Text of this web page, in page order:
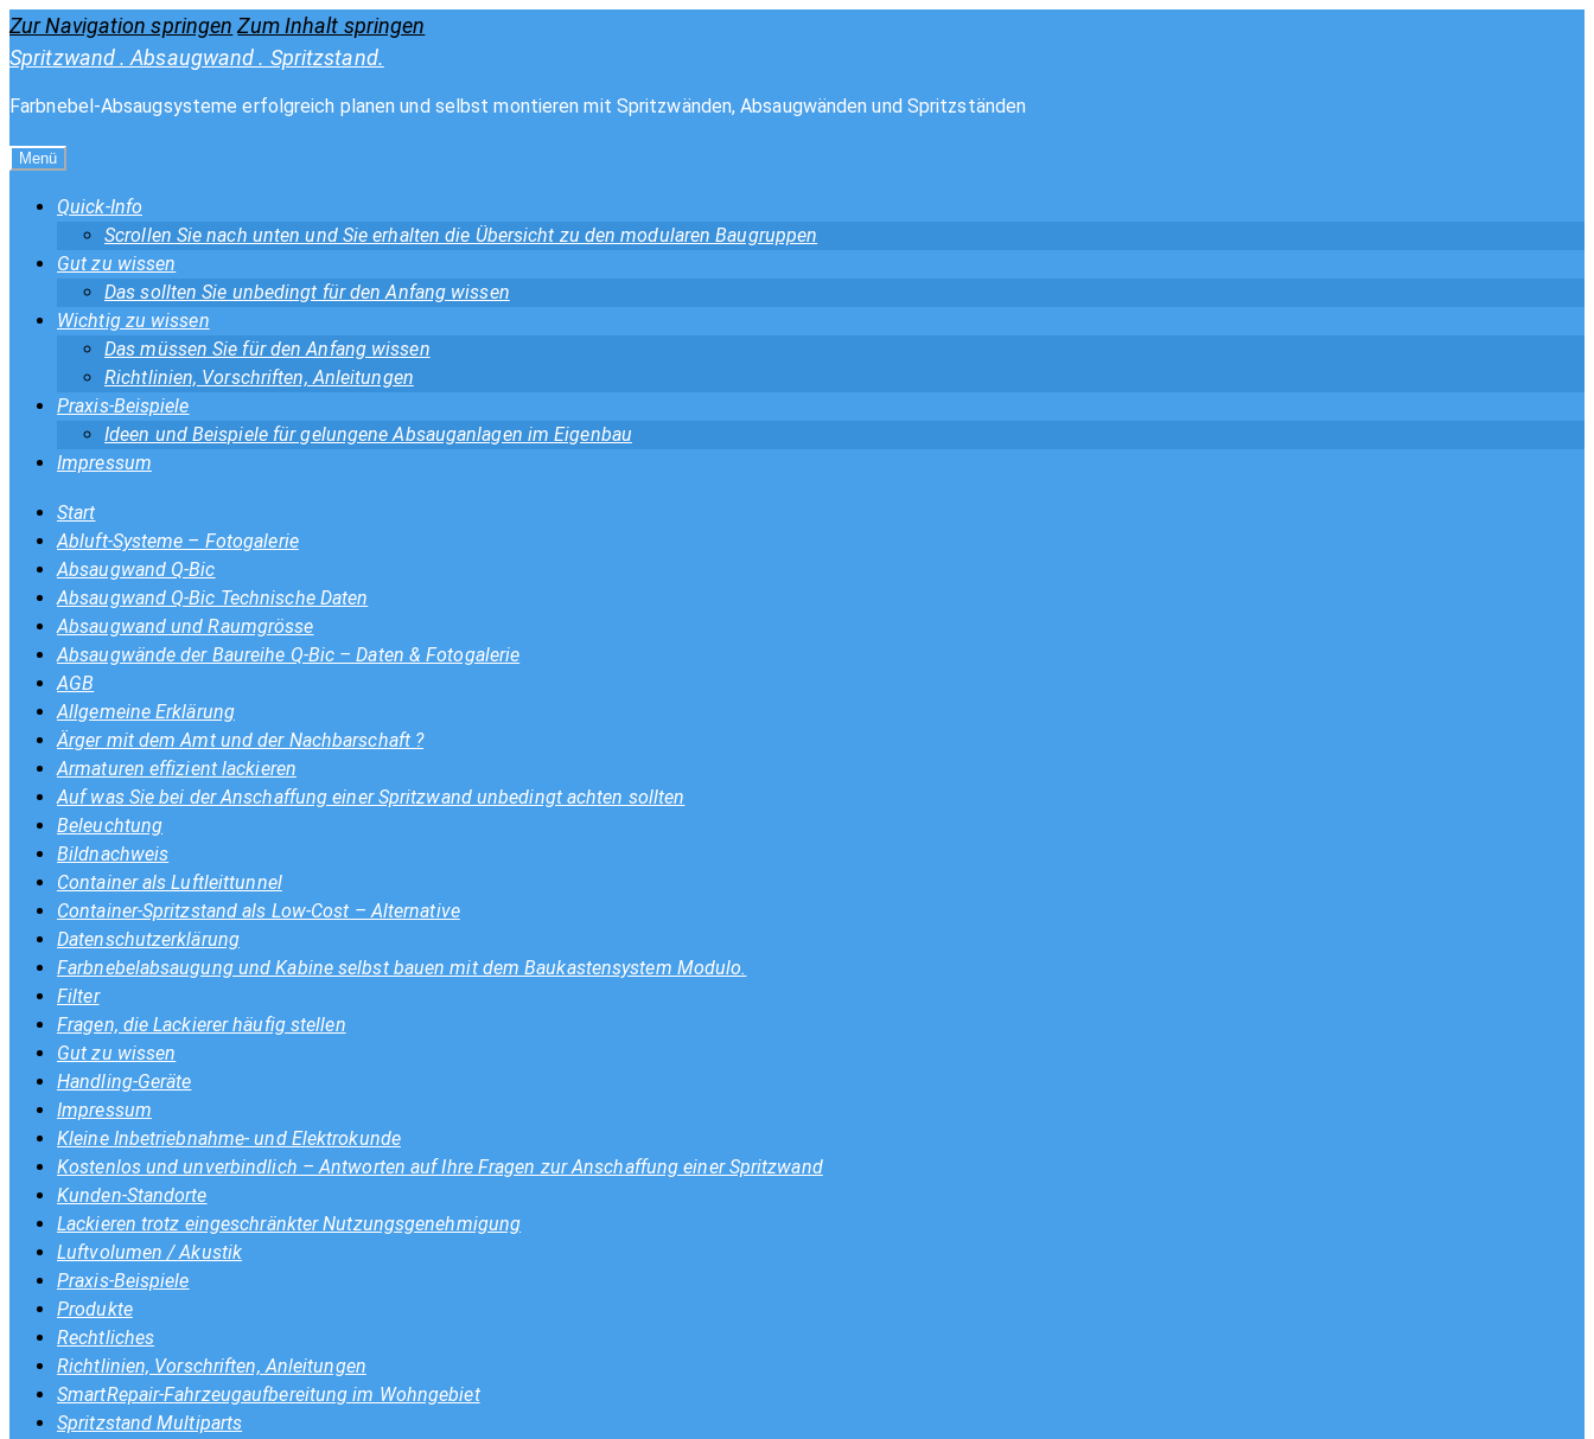
Zur Navigation springen Zum Inhalt springen
Spritzwand . Absaugwand . Spritzstand.
Farbnebel-Absaugsysteme erfolgreich planen und selbst montieren mit Spritzwänden, Absaugwänden und Spritzständen
Menü
Quick-Info
Scrollen Sie nach unten und Sie erhalten die Übersicht zu den modularen Baugruppen
Gut zu wissen
Das sollten Sie unbedingt für den Anfang wissen
Wichtig zu wissen
Das müssen Sie für den Anfang wissen
Richtlinien, Vorschriften, Anleitungen
Praxis-Beispiele
Ideen und Beispiele für gelungene Absauganlagen im Eigenbau
Impressum
Start
Abluft-Systeme – Fotogalerie
Absaugwand Q-Bic
Absaugwand Q-Bic Technische Daten
Absaugwand und Raumgrösse
Absaugwände der Baureihe Q-Bic – Daten & Fotogalerie
AGB
Allgemeine Erklärung
Ärger mit dem Amt und der Nachbarschaft ?
Armaturen effizient lackieren
Auf was Sie bei der Anschaffung einer Spritzwand unbedingt achten sollten
Beleuchtung
Bildnachweis
Container als Luftleittunnel
Container-Spritzstand als Low-Cost – Alternative
Datenschutzerklärung
Farbnebelabsaugung und Kabine selbst bauen mit dem Baukastensystem Modulo.
Filter
Fragen, die Lackierer häufig stellen
Gut zu wissen
Handling-Geräte
Impressum
Kleine Inbetriebnahme- und Elektrokunde
Kostenlos und unverbindlich – Antworten auf Ihre Fragen zur Anschaffung einer Spritzwand
Kunden-Standorte
Lackieren trotz eingeschränkter Nutzungsgenehmigung
Luftvolumen / Akustik
Praxis-Beispiele
Produkte
Rechtliches
Richtlinien, Vorschriften, Anleitungen
SmartRepair-Fahrzeugaufbereitung im Wohngebiet
Spritzstand Multiparts